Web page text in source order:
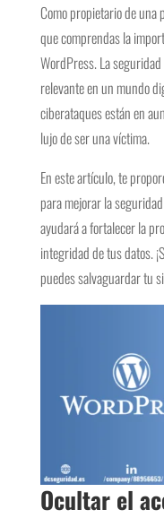
Como propietario de una
que comprendas la
WordPress. La
relevante en un mundo
ciberataques están en
lujo de ser una víctima.
En este artículo, te
para mejorar la
ayudará a fortalecer la
integridad de tus datos.
puedes salvaguardar tu
Ocultar el